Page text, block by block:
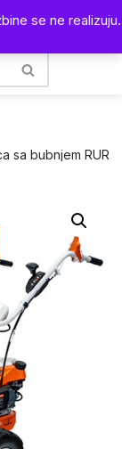
se ne realizuju.
sa bubnjem